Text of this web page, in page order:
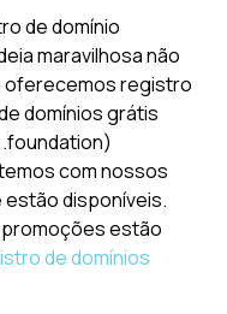
de domínio
maravilhosa não
oferecemos registro
domínios grátis
com nossos
disponíveis.
promoções estão
de domínios